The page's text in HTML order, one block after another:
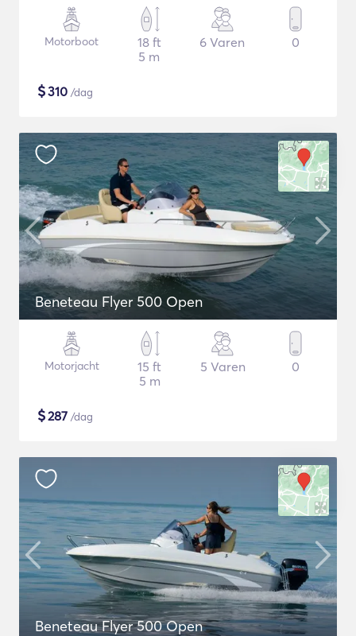
Motorboot
18 ft
5 m
6 Varen 0
$310 /dag
Beneteau Flyer 500 Open
Motorjacht
15 ft
5 m
5 Varen 0
$287 /dag
Beneteau Flyer 500 Open